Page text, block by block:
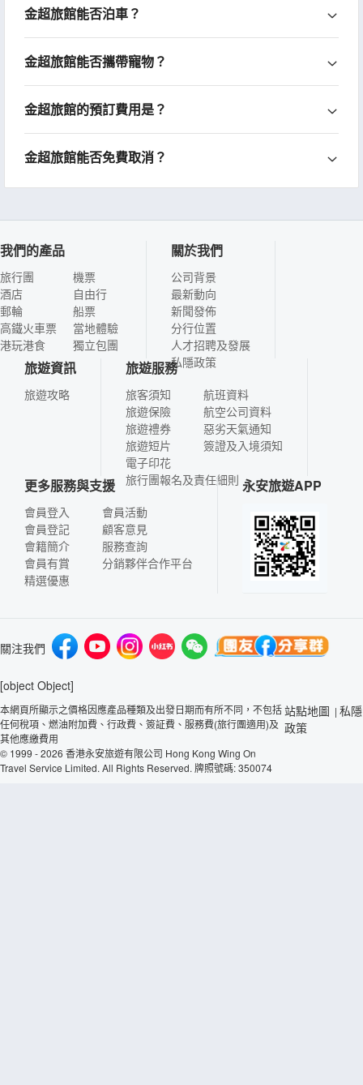
金超旅館能否泊車？
金超旅館能否攜帶寵物？
金超旅館的預訂費用是？
金超旅館能否免費取消？
我們的產品
旅行團
酒店
郵輪
高鐵火車票
港玩港食
機票
自由行
船票
當地體驗
獨立包團
關於我們
公司背景
最新動向
新聞發佈
分行位置
人才招聘及發展
私隱政策
旅遊資訊
旅遊攻略
旅遊服務
旅客須知
旅遊保險
旅遊禮券
旅遊短片
電子印花
航班資料
航空公司資料
惡劣天氣通知
簽證及入境須知
旅行團報名及責任細則
更多服務與支援
會員登入
會員登記
會籍簡介
會員有賞
精選優惠
會員活動
顧客意見
服務查詢
分銷夥伴合作平台
永安旅遊APP
關注我們
[object Object]
本網頁所顯示之價格因應產品種類及出發日期而有所不同，不包括
任何稅項、燃油附加費、行政費、簽証費、服務費(旅行團適用)及
其他應繳費用
© 1999 - 2026 香港永安旅遊有限公司 Hong Kong Wing On
Travel Service Limited. All Rights Reserved. 牌照號碼: 350074
站點地圖 | 私隱
政策